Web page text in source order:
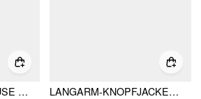
SAMTIGE FUZZY BLUSE MIT KARREE-AUSSCHNITT
LANGARM-KNOPFJACKE MIT WOLL-LOOK-KRAGEN UND KUNSTPELZBESATZ